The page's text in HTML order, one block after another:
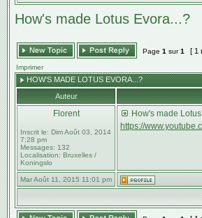
How's made Lotus Evora...?
Page 1 sur1 [ 1
Imprimer
HOW'S MADE LOTUS EVORA...?
Auteur
Florent
Inscrit le: Dim Août 03, 2014
7:28 pm
Messages: 132
Localisation: Bruxelles /
Koningslo
How's made
https://
Mar Août 11, 2015 11:01 pm